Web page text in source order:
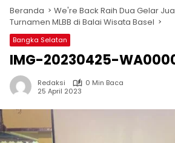
Beranda
We're Back Raih Dua Gelar
Turnamen MLBB di Balai Wisata Basel
Bangka Selatan
IMG-20230425-
Redaksi
0 Min Baca
25 April 2023